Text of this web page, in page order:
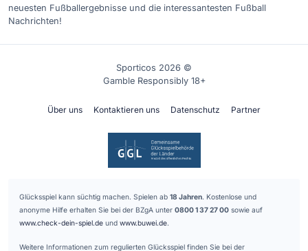
neuesten Fußballergebnisse und die interessantesten Fußball
Nachrichten!
Sporticos 2026 ©
Gamble Responsibly 18+
Über uns Kontaktieren uns Datenschutz Partner
Glücksspiel kann süchtig machen. Spielen ab 18 Jahren. Kostenlose und
anonyme Hilfe erhalten Sie bei der BZgA unter 0800 1 37 27 00 sowie auf
www.check-dein-spiel.de und www.buwei.de.
Weitere Informationen zum regulierten Glücksspiel finden Sie bei der